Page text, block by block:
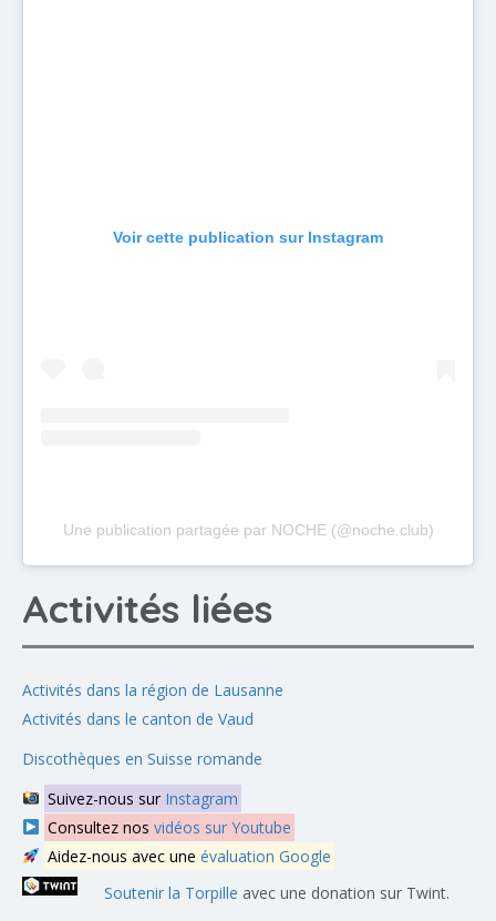
Voir cette publication sur Instagram
Une publication partagée par NOCHE (@noche.club)
Activités liées
Activités dans la région de Lausanne
Activités dans le canton de Vaud
Discothèques en Suisse romande
Suivez-nous sur Instagram
Consultez nos vidéos sur Youtube
Aidez-nous avec une évaluation Google
Soutenir la Torpille avec une donation sur Twint.